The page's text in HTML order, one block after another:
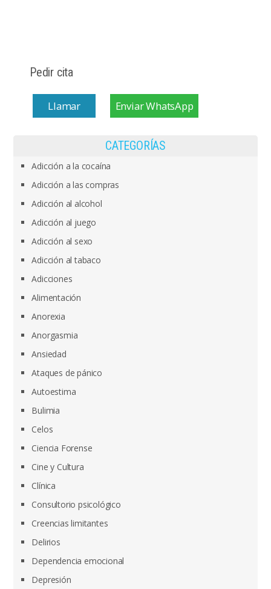
Pedir cita
Llamar Enviar WhatsApp
CATEGORÍAS
Adicción a la cocaína
Adicción a las compras
Adicción al alcohol
Adicción al juego
Adicción al sexo
Adicción al tabaco
Adicciones
Alimentación
Anorexia
Anorgasmia
Ansiedad
Ataques de pánico
Autoestima
Bulimia
Celos
Ciencia Forense
Cine y Cultura
Clínica
Consultorio psicológico
Creencias limitantes
Delirios
Dependencia emocional
Depresión